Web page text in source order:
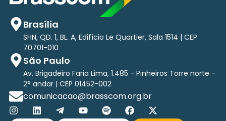
Brasília
SHN, QD. 1, BL. A, Edifício Le Quartier, Sala 1514 | CEP
70701-010
São Paulo
Av. Brigadeiro Faria Lima, 1.485 - Pinheiros Torre norte -
2° andar | CEP 01452-002
comunicacao@brasscom.org.br